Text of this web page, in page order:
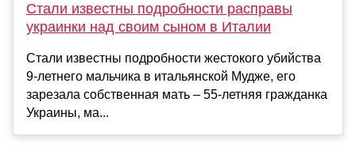
Стали известны подробности расправы
украинки над своим сыном в Италии
Стали известны подробности жестокого убийства
9-летнего мальчика в итальянской Мудже, его
зарезала собственная мать – 55-летняя гражданка
Украины, ма...